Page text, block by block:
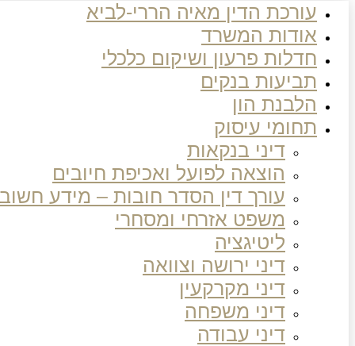
עורכת הדין מאיה הררי-לביא
אודות המשרד
חדלות פרעון ושיקום כלכלי
תביעות בנקים
הלבנת הון
תחומי עיסוק
דיני בנקאות
הוצאה לפועל ואכיפת חיובים
עורך דין הסדר חובות – מידע
משפט אזרחי ומסחרי
ליטיגציה
דיני ירושה וצוואה
דיני מקרקעין
דיני משפחה
דיני עבודה